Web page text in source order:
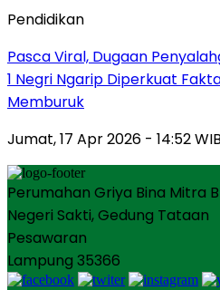
Pendidikan
Pasca Viral, Dugaan
1 Negri Ngarip Diperkuat
Memburuk
Jumat, 17 Apr 2026 - 14:52 WIB
Perumahan Griya Bina Mitra
Negeri Sakti, Gedung Tataan
Pesawaran
Lampung 35366